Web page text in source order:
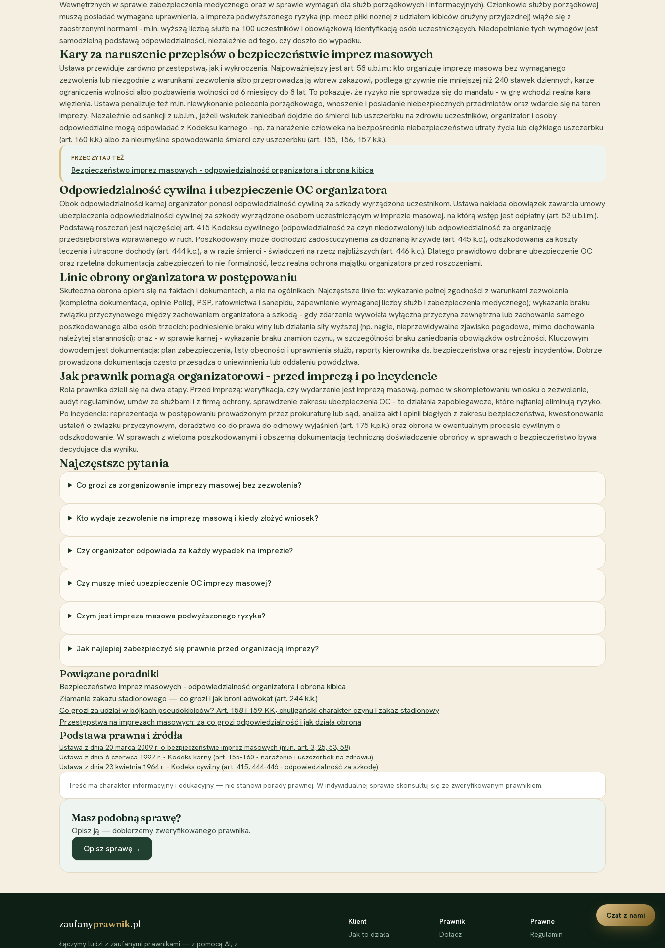
Wewnętrznych w sprawie zabezpieczenia medycznego oraz w sprawie wymagań dla służb porządkowych i informacyjnych). Członkowie służby porządkowej
muszą posiadać wymagane uprawnienia, a impreza podwyższonego ryzyka (np. mecz piłki nożnej z udziałem kibiców drużyny przyjezdnej) wiąże się z
zaostrzonymi normami - m.in. wyższą liczbą służb na 100 uczestników i obowiązkową identyfikacją osób uczestniczących. Niedopełnienie tych wymogów jest
samodzielną podstawą odpowiedzialności, niezależnie od tego, czy doszło do wypadku.
Kary za naruszenie przepisów o bezpieczeństwie imprez masowych
Ustawa przewiduje zarówno przestępstwa, jak i wykroczenia. Najpoważniejszy jest art. 58 u.b.i.m.: kto organizuje imprezę masową bez wymaganego
zezwolenia lub niezgodnie z warunkami zezwolenia albo przeprowadza ją wbrew zakazowi, podlega grzywnie nie mniejszej niż 240 stawek dziennych, karze
ograniczenia wolności albo pozbawienia wolności od 6 miesięcy do 8 lat. To pokazuje, że ryzyko nie sprowadza się do mandatu - w grę wchodzi realna kara
więzienia. Ustawa penalizuje też m.in. niewykonanie polecenia porządkowego, wnoszenie i posiadanie niebezpiecznych przedmiotów oraz wdarcie się na teren
imprezy. Niezależnie od sankcji z u.b.i.m., jeżeli wskutek zaniedbań dojdzie do śmierci lub uszczerbku na zdrowiu uczestników, organizator i osoby
odpowiedzialne mogą odpowiadać z Kodeksu karnego - np. za narażenie człowieka na bezpośrednie niebezpieczeństwo utraty życia lub ciężkiego uszczerbku
(art. 160 k.k.) albo za nieumyślne spowodowanie śmierci czy uszczerbku (art. 155, 156, 157 k.k.).
PRZECZYTAJ TEŻ
Bezpieczeństwo imprez masowych - odpowiedzialność organizatora i obrona kibica
Odpowiedzialność cywilna i ubezpieczenie OC organizatora
Obok odpowiedzialności karnej organizator ponosi odpowiedzialność cywilną za szkody wyrządzone uczestnikom. Ustawa nakłada obowiązek zawarcia umowy
ubezpieczenia odpowiedzialności cywilnej za szkody wyrządzone osobom uczestniczącym w imprezie masowej, na którą wstęp jest odpłatny (art. 53 u.b.i.m.).
Podstawą roszczeń jest najczęściej art. 415 Kodeksu cywilnego (odpowiedzialność za czyn niedozwolony) lub odpowiedzialność za organizację
przedsiębiorstwa wprawianego w ruch. Poszkodowany może dochodzić zadośćuczynienia za doznaną krzywdę (art. 445 k.c.), odszkodowania za koszty
leczenia i utracone dochody (art. 444 k.c.), a w razie śmierci - świadczeń na rzecz najbliższych (art. 446 k.c.). Dlatego prawidłowo dobrane ubezpieczenie OC
oraz rzetelna dokumentacja zabezpieczeń to nie formalność, lecz realna ochrona majątku organizatora przed roszczeniami.
Linie obrony organizatora w postępowaniu
Skuteczna obrona opiera się na faktach i dokumentach, a nie na ogólnikach. Najczęstsze linie to: wykazanie pełnej zgodności z warunkami zezwolenia
(kompletna dokumentacja, opinie Policji, PSP, ratownictwa i sanepidu, zapewnienie wymaganej liczby służb i zabezpieczenia medycznego); wykazanie braku
związku przyczynowego między zachowaniem organizatora a szkodą - gdy zdarzenie wywołała wyłączna przyczyna zewnętrzna lub zachowanie samego
poszkodowanego albo osób trzecich; podniesienie braku winy lub działania siły wyższej (np. nagłe, nieprzewidywalne zjawisko pogodowe, mimo dochowania
należytej staranności); oraz - w sprawie karnej - wykazanie braku znamion czynu, w szczególności braku zaniedbania obowiązków ostrożności. Kluczowym
dowodem jest dokumentacja: plan zabezpieczenia, listy obecności i uprawnienia służb, raporty kierownika ds. bezpieczeństwa oraz rejestr incydentów. Dobrze
prowadzona dokumentacja często przesądza o uniewinnieniu lub oddaleniu powództwa.
Jak prawnik pomaga organizatorowi - przed imprezą i po incydencie
Rola prawnika dzieli się na dwa etapy. Przed imprezą: weryfikacja, czy wydarzenie jest imprezą masową, pomoc w skompletowaniu wniosku o zezwolenie,
audyt regulaminów, umów ze służbami i z firmą ochrony, sprawdzenie zakresu ubezpieczenia OC - to działania zapobiegawcze, które najtaniej eliminują ryzyko.
Po incydencie: reprezentacja w postępowaniu prowadzonym przez prokuraturę lub sąd, analiza akt i opinii biegłych z zakresu bezpieczeństwa, kwestionowanie
ustaleń o związku przyczynowym, doradztwo co do prawa do odmowy wyjaśnień (art. 175 k.p.k.) oraz obrona w ewentualnym procesie cywilnym o
odszkodowanie. W sprawach z wieloma poszkodowanymi i obszerną dokumentacją techniczną doświadczenie obrońcy w sprawach o bezpieczeństwo bywa
decydujące dla wyniku.
Najczęstsze pytania
Co grozi za zorganizowanie imprezy masowej bez zezwolenia?
Kto wydaje zezwolenie na imprezę masową i kiedy złożyć wniosek?
Czy organizator odpowiada za każdy wypadek na imprezie?
Czy muszę mieć ubezpieczenie OC imprezy masowej?
Czym jest impreza masowa podwyższonego ryzyka?
Jak najlepiej zabezpieczyć się prawnie przed organizacją imprezy?
Powiązane poradniki
Bezpieczeństwo imprez masowych - odpowiedzialność organizatora i obrona kibica
Złamanie zakazu stadionowego — co grozi i jak broni adwokat (art. 244 k.k.)
Co grozi za udział w bójkach pseudokibiców? Art. 158 i 159 KK, chuligański charakter czynu i zakaz stadionowy
Przestępstwa na imprezach masowych: za co grozi odpowiedzialność i jak działa obrona
Podstawa prawna i źródła
Ustawa z dnia 20 marca 2009 r. o bezpieczeństwie imprez masowych (m.in. art. 3, 25, 53, 58)
Ustawa z dnia 6 czerwca 1997 r. - Kodeks karny (art. 155-160 - narażenie i uszczerbek na zdrowiu)
Ustawa z dnia 23 kwietnia 1964 r. - Kodeks cywilny (art. 415, 444-446 - odpowiedzialność za szkodę)
Treść ma charakter informacyjny i edukacyjny — nie stanowi porady prawnej. W indywidualnej sprawie skonsultuj się ze zweryfikowanym prawnikiem.
Masz podobną sprawę?
Opisz ją — dobierzemy zweryfikowanego prawnika.
Opisz sprawę→
zaufanyprawnik.pl
Łączymy ludzi z zaufanymi prawnikami — z pomocą AI, z
Klient
Jak to działa
Prawnik
Dołącz
Prawne
Regulamin
Czat z nami